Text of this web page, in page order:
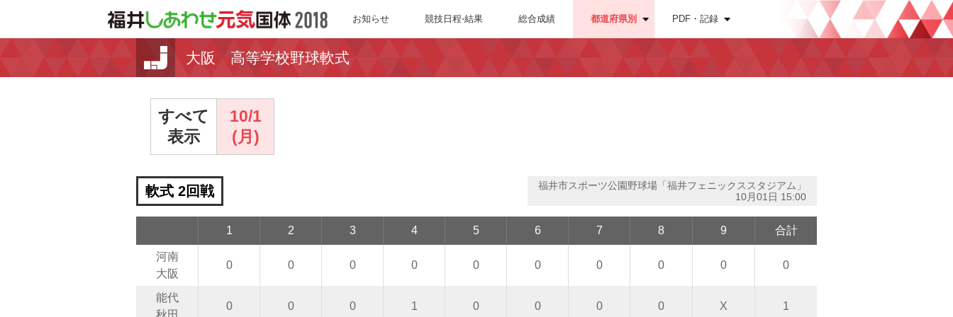
お知らせ 競技日程⋅結果 総合成績 都道府県別 PDF・記録
大阪 高等学校野球軟式
すべて
表示
10/1
(月)
軟式 2回戦
福井市スポーツ公園野球場「福井フェニックススタジアム」
10月01日 15:00
1 2 3 4 5 6 7 8 9 合計
河南
大阪
0 0 0 0 0 0 0 0 0 0
能代
秋田
0 0 0 1 0 0 0 0 X 1